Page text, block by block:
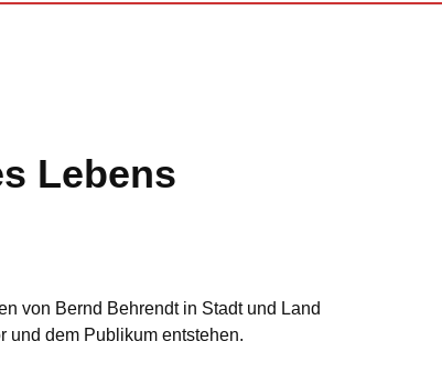
Lebens
von Bernd Behrendt in Stadt und Land
und dem Publikum entstehen.